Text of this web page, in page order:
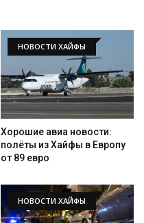
НОВОСТИ ХАЙФЫ
Хорошие авиа новости:
полёты из Хайфы в Европу
от 89 евро
НОВОСТИ ХАЙФЫ